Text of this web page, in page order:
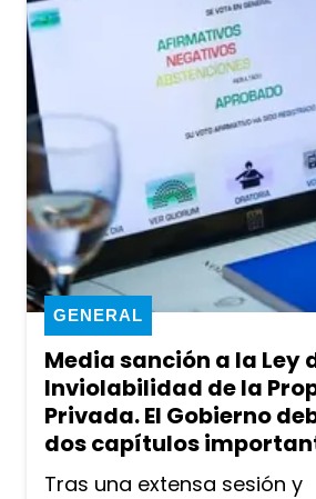
Media sanción a la Ley
Inviolabilidad de la
Privada. El Gobierno
dos capítulos
GENERAL
Tras una extensa sesión y